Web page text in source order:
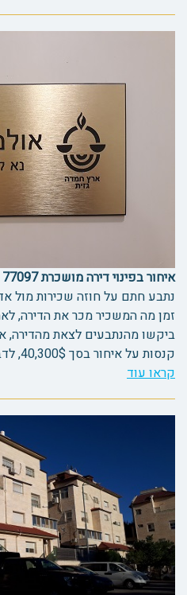
איחור בפינוי דירה מושכרת 77097
נתבע חתם על חוזה שכירות מול
זמן מה המשכיר מכר את הדירה,
ביקשו מהנתבעים לצאת מהדירה,
קנסות על איחור בסך 40,300$, לדברי...
קראו עוד